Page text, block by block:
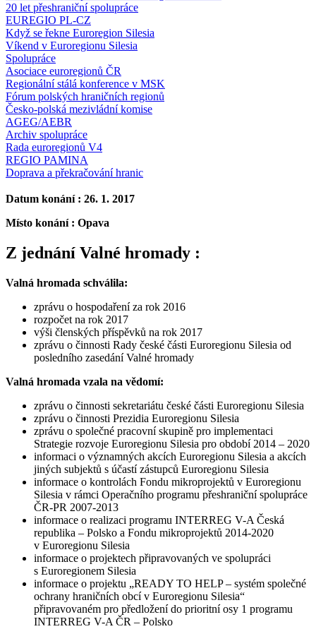
20 let přeshraniční spolupráce
EUREGIO PL-CZ
Když se řekne Euroregion Silesia
Víkend v Euroregionu Silesia
Spolupráce
Asociace euroregionů ČR
Regionální stálá konference v MSK
Fórum polských hraničních regionů
Česko-polská mezivládní komise
AGEG/AEBR
Archiv spolupráce
Rada euroregionů V4
REGIO PAMINA
Doprava a překračování hranic
Datum konání : 26. 1. 2017
Místo konání : Opava
Z jednání Valné hromady :
Valná hromada schválila:
zprávu o hospodaření za rok 2016
rozpočet na rok 2017
výši členských příspěvků na rok 2017
zprávu o činnosti Rady české části Euroregionu Silesia od
posledního zasedání Valné hromady
Valná hromada vzala na vědomí:
zprávu o činnosti sekretariátu české části Euroregionu Silesia
zprávu o činnosti Prezidia Euroregionu Silesia
zprávu o společné pracovní skupině pro implementaci
Strategie rozvoje Euroregionu Silesia pro období 2014 – 2020
informaci o významných akcích Euroregionu Silesia a akcích
jiných subjektů s účastí zástupců Euroregionu Silesia
informace o kontrolách Fondu mikroprojektů v Euroregionu
Silesia v rámci Operačního programu přeshraniční spolupráce
ČR-PR 2007-2013
informace o realizaci programu INTERREG V-A Česká
republika – Polsko a Fondu mikroprojektů 2014-2020
v Euroregionu Silesia
informace o projektech připravovaných ve spolupráci
s Euroregionem Silesia
informace o projektu „READY TO HELP – systém společné
ochrany hraničních obcí v Euroregionu Silesia“
připravovaném pro předložení do prioritní osy 1 programu
INTERREG V-A ČR – Polsko